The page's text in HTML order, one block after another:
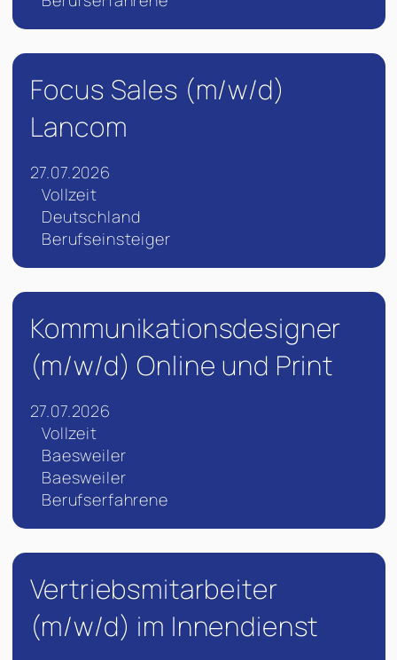
Focus Sales (m/w/d)
Lancom
27.07.2026
Vollzeit
Deutschland
Berufseinsteiger
Kommunikationsdesigner
(m/w/d) Online und Print
27.07.2026
Vollzeit
Baesweiler
Baesweiler
Berufserfahrene
Vertriebsmitarbeiter
(m/w/d) im Innendienst